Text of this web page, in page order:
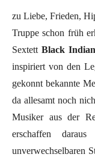
zu Liebe, Frieden,
Truppe schon früh
SextettBlack
inspiriert von den
gekonnt bekannte
da allesamt noch
Musiker aus der
erschaffen
unverwechselbaren